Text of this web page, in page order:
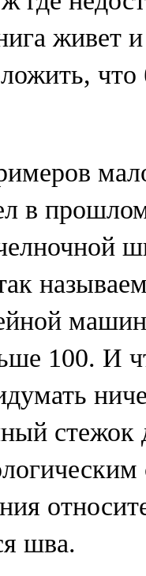
живет и
что
в
100. И
стежок
шва.